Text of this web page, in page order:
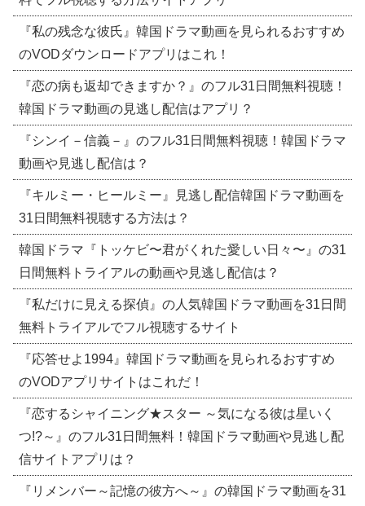
『私の残念な彼氏』韓国ドラマ動画を見られるおすすめ
のVODダウンロードアプリはこれ！
『恋の病も返却できますか？』のフル31日間無料視聴！
韓国ドラマ動画の見逃し配信はアプリ？
『シンイ－信義－』のフル31日間無料視聴！韓国ドラマ
動画や見逃し配信は？
『キルミー・ヒールミー』見逃し配信韓国ドラマ動画を
31日間無料視聴する方法は？
韓国ドラマ『トッケビ〜君がくれた愛しい日々〜』の31
日間無料トライアルの動画や見逃し配信は？
『私だけに見える探偵』の人気韓国ドラマ動画を31日間
無料トライアルでフル視聴するサイト
『応答せよ1994』韓国ドラマ動画を見られるおすすめ
のVODアプリサイトはこれだ！
『恋するシャイニング★スター ～気になる彼は星いく
つ!?～』のフル31日間無料！韓国ドラマ動画や見逃し配
信サイトアプリは？
『リメンバー～記憶の彼方へ～』の韓国ドラマ動画を31